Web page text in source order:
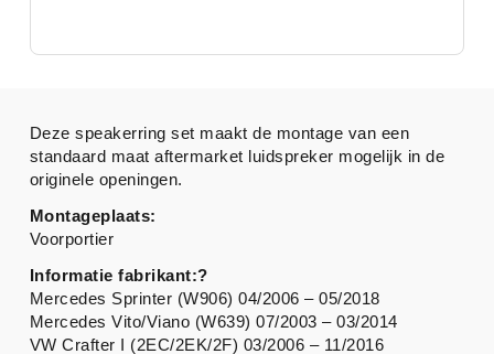
Deze speakerring set maakt de montage van een
standaard maat aftermarket luidspreker mogelijk in de
originele openingen.
Montageplaats:
Voorportier
Informatie fabrikant:?
Mercedes Sprinter (W906) 04/2006 – 05/2018
Mercedes Vito/Viano (W639) 07/2003 – 03/2014
VW Crafter I (2EC/2EK/2F) 03/2006 – 11/2016